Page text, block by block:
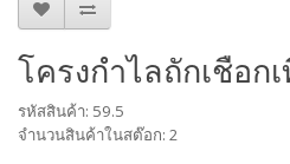
โครงกำไลถักเชือก
รหัสสินค้า: 59.5
จำนวนสินค้าในสต๊อก: 2